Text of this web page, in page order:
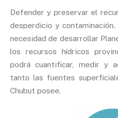
Defender y preservar el
desperdicio y
necesidad de desarrollar
los recursos hídricos
podrá cuantificar, medir y
tanto las fuentes
Chubut posee.